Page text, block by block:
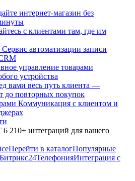
интернет-магазин без
с клиентами там, где им
Сервис автоматизации записи
управление товарами
устройства
вами весь путь клиента —
до повторных покупок
Коммуникация с клиентом и
6 210+ интеграций для вашего
Перейти в каталогПопулярные
ТелефонияИнтеграция с